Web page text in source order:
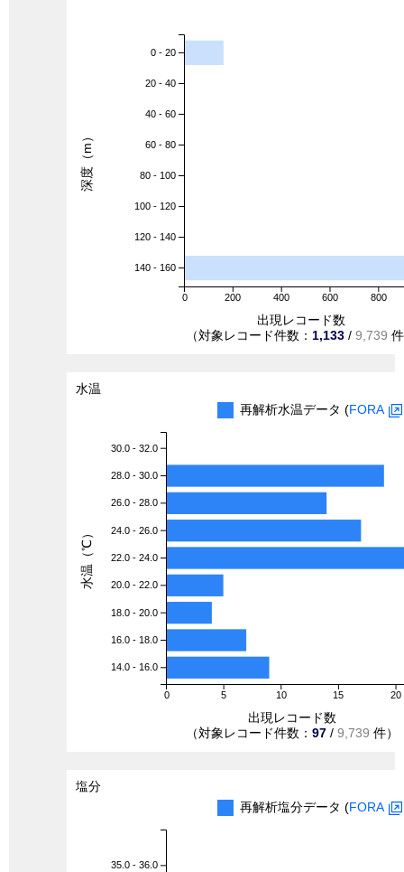
0 200 400 600 800
0 - 20
20 - 40
40 - 60
60 - 80
80 - 100
100 - 120
120 - 140
140 - 160
出現レコード数
（対象レコード件数： 1,133 / 9,739
深度（m）
水温
再解析水温データ (FORA
0 5 10 15 20
30.0 - 32.0
28.0 - 30.0
26.0 - 28.0
24.0 - 26.0
22.0 - 24.0
20.0 - 22.0
18.0 - 20.0
16.0 - 18.0
14.0 - 16.0
出現レコード数
（対象レコード件数： 97 / 9,739 件）
水温（℃）
塩分
再解析塩分データ (FORA
35.0 - 36.0